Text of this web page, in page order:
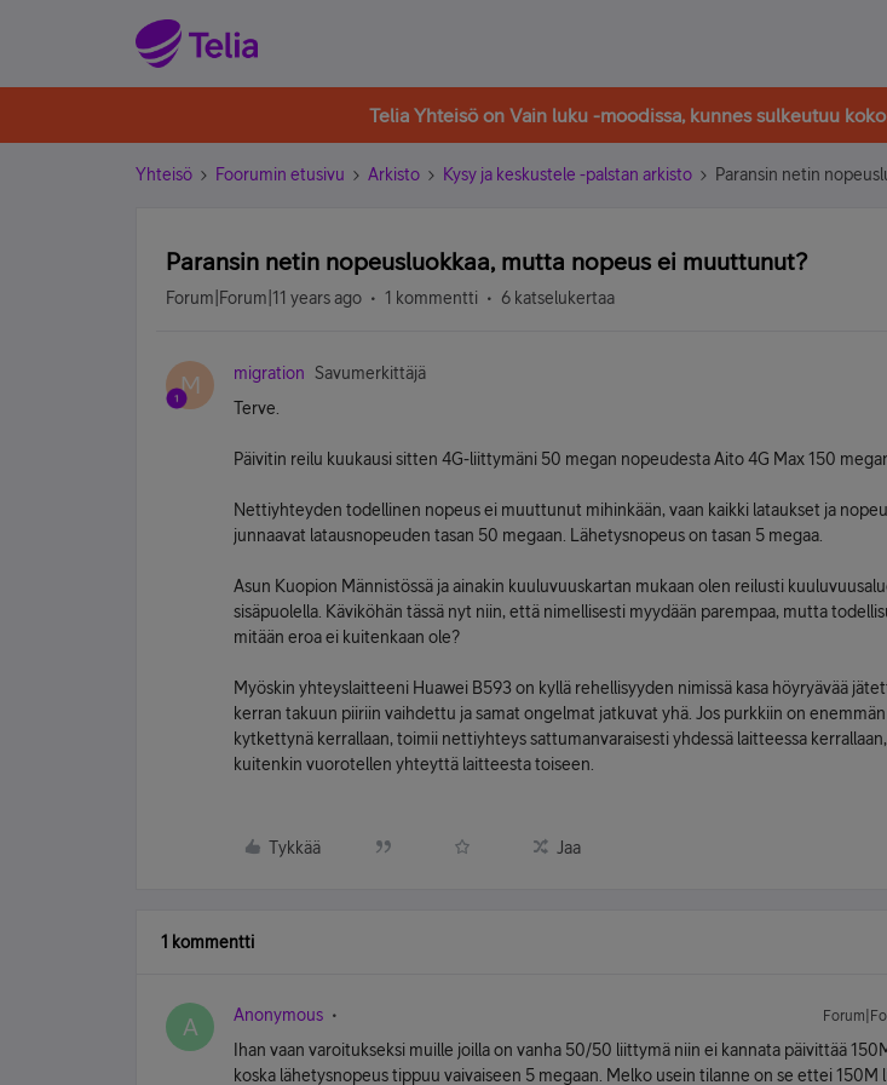
Telia Yhteisö on Vain luku -moodissa, kunnes sulkeutuu
Yhteisö Foorumin etusivu Arkisto Kysy ja keskustele -palstan arkisto Paransin netin
Paransin netin nopeusluokkaa, mutta nopeus ei muuttunut?
Forum|Forum|11 years ago 1 kommentti 6 katselukertaa
M migration
Savumerkittäjä
Terve.
Päivitin reilu kuukausi sitten 4G-liittymäni 50 megan nopeudesta Aito 4G Max 150
Nettiyhteyden todellinen nopeus ei muuttunut mihinkään, vaan kaikki lataukset ja
junnaavat latausnopeuden tasan 50 megaan. Lähetysnopeus on tasan 5 megaa.
Asun Kuopion Männistössä ja ainakin kuuluvuuskartan mukaan olen reilusti
sisäpuolella. Käviköhän tässä nyt niin, että nimellisesti myydään parempaa, mutta
mitään eroa ei kuitenkaan ole?
Myöskin yhteyslaitteeni Huawei B593 on kyllä rehellisyyden nimissä kasa höyryävää
kerran takuun piiriin vaihdettu ja samat ongelmat jatkuvat yhä. Jos purkkiin on enemmän
kytkettynä kerrallaan, toimii nettiyhteys sattumanvaraisesti yhdessä laitteessa
kuitenkin vuorotellen yhteyttä laitteesta toiseen.
Tykkää Jaa
1 kommentti
A Anonymous
Ihan vaan varoitukseksi muille joilla on vanha 50/50 liittymä niin ei kannata päivittää
koska lähetysnopeus tippuu vaivaiseen 5 megaan. Melko usein tilanne on se ettei 150M